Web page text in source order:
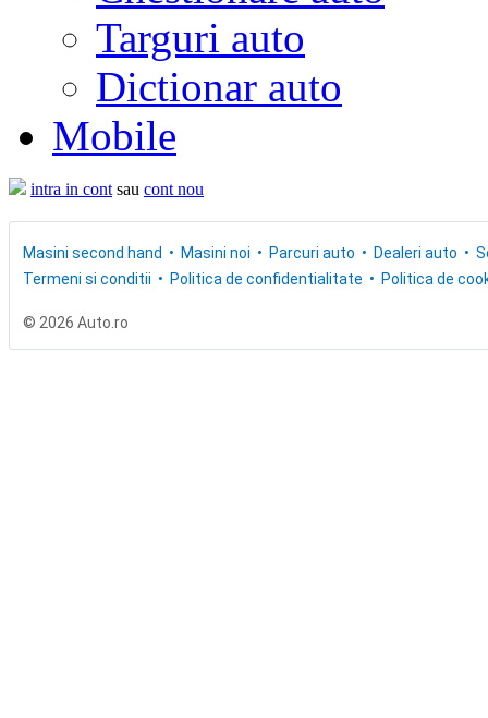
Targuri auto
Dictionar auto
Mobile
intra in cont sau cont nou
Masini second hand Masini noi Parcuri auto Dealeri auto
Termeni si conditii
Politica de confidentialitate Politica de
© 2026 Auto.ro